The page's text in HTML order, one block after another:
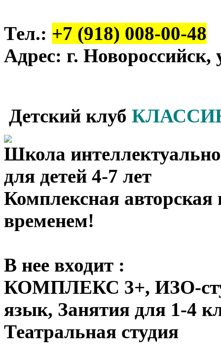
Тел.: +7 (918) 008-00-48
Адрес: г.
Детский клуб
Школа
для детей 4-7 лет
Комплексная
временем!
В нее входит :
КОМПЛЕКС 3+, ИЗО-
язык, Занятия для 1-4
Театральная студия